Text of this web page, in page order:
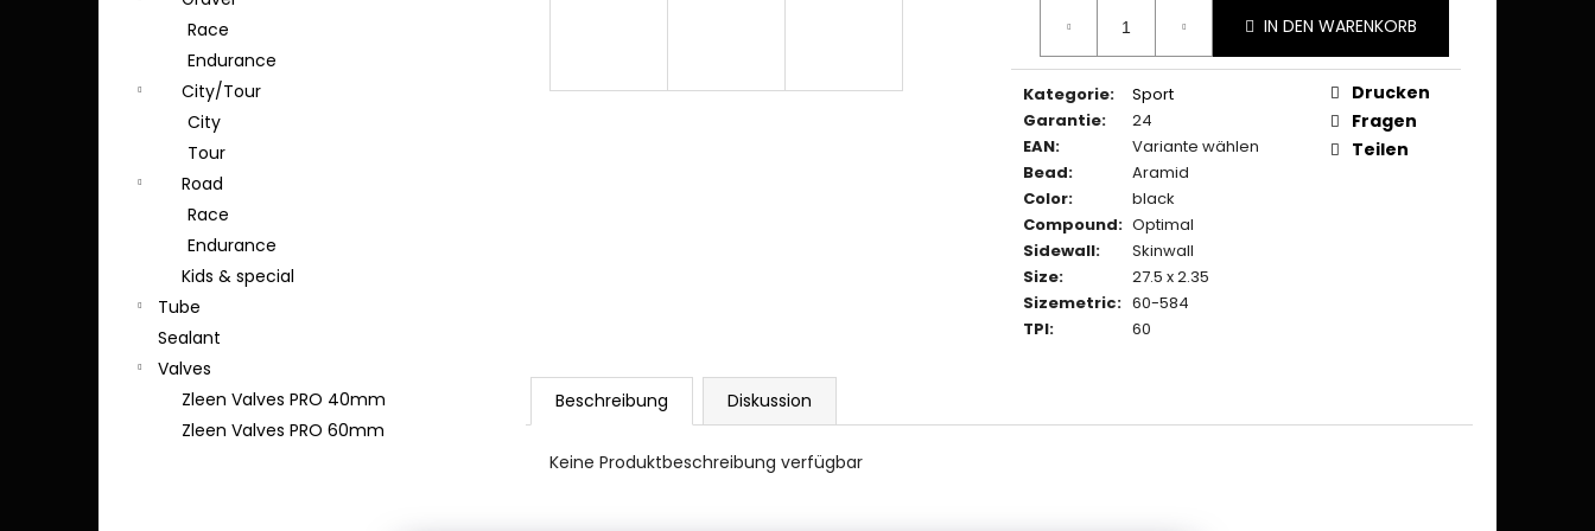
Race
Endurance
City/Tour
City
Tour
Road
Race
Endurance
Kids & special
Tube
Sealant
Valves
Zleen Valves PRO 40mm
Zleen Valves PRO 60mm
Verkaufspreis:
IN DEN WARENKORB
Kategorie:
Sport
Garantie:
24
EAN:
Variante wählen
Bead:
Aramid
Color:
black
Compound: Optimal
Sidewall:
Skinwall
Size:
27.5 x 2.35
Sizemetric: 60-584
TPI: 60
Drucken
Fragen
Teilen
Beschreibung Diskussion
Keine Produktbeschreibung verfügbar